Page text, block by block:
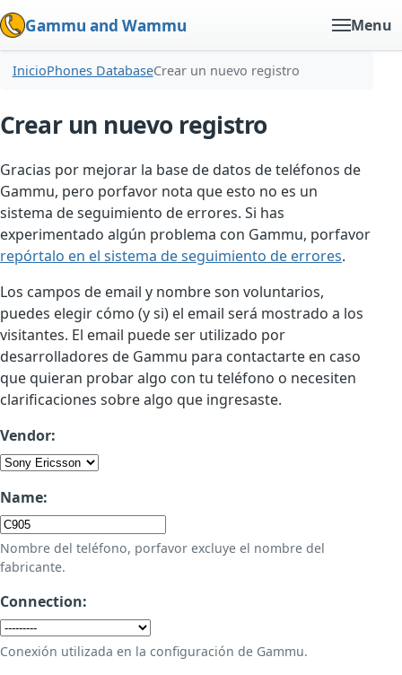
Gammu and Wammu Menu
InicioPhones DatabaseCrear un nuevo registro
Crear un nuevo registro
Gracias por mejorar la base de datos de teléfonos de
Gammu, pero porfavor nota que esto no es un
sistema de seguimiento de errores. Si has
experimentado algún problema con Gammu, porfavor
repórtalo en el sistema de seguimiento de errores.
Los campos de email y nombre son voluntarios,
puedes elegir cómo (y si) el email será mostrado a los
visitantes. El email puede ser utilizado por
desarrolladores de Gammu para contactarte en caso
que quieran probar algo con tu teléfono o necesiten
clarificaciones sobre algo que ingresaste.
Vendor:
Name:
Nombre del teléfono, porfavor excluye el nombre del
fabricante.
Connection:
Conexión utilizada en la configuración de Gammu.